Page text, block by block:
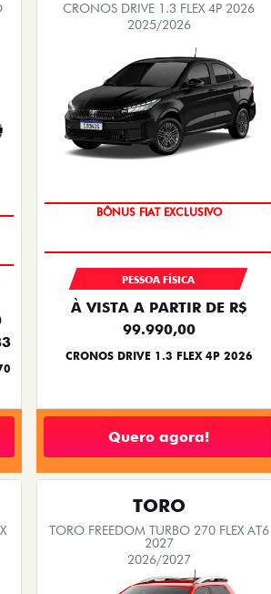
CRONOS DRIVE 1.3 FLEX 4P 2026
2025/2026
BÔNUS FIAT EXCLUSIVO
PESSOA FÍSICA
À VISTA A PARTIR DE R$
99.990,00
CRONOS DRIVE 1.3 FLEX 4P 2026
Quero agora!
TORO
TORO FREEDOM TURBO 270 FLEX AT6
2027
2026/2027